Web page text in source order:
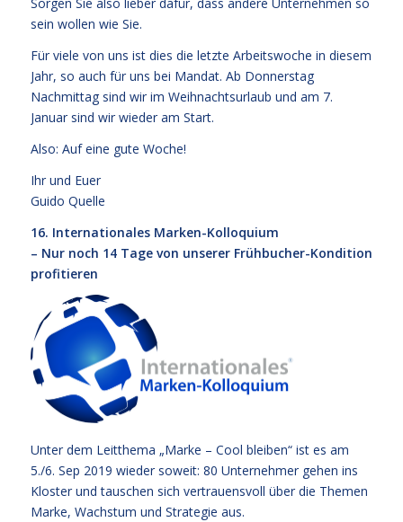
sein wollen wie Sie.
Für viele von uns ist dies die letzte Arbeitswoche in diesem
Jahr, so auch für uns bei Mandat. Ab Donnerstag
Nachmittag sind wir im Weihnachtsurlaub und am 7.
Januar sind wir wieder am Start.
Also: Auf eine gute Woche!
Ihr und Euer
Guido Quelle
16. Internationales Marken-Kolloquium
– Nur noch 14 Tage von unserer Frühbucher-Kondition
profitieren
Unter dem Leitthema „Marke – Cool bleiben“ ist es am
5./6. Sep 2019 wieder soweit: 80 Unternehmer gehen ins
Kloster und tauschen sich vertrauensvoll über die Themen
Marke, Wachstum und Strategie aus.